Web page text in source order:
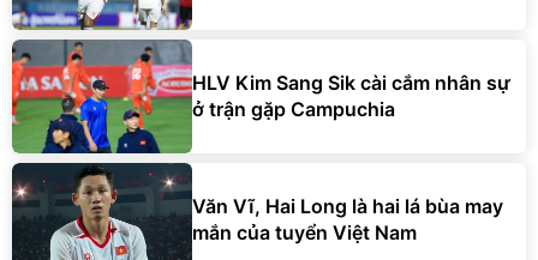
HLV Kim Sang Sik cài cắm nhân sự
ở trận gặp Campuchia
Văn Vĩ, Hai Long là hai lá bùa may
mắn của tuyển Việt Nam